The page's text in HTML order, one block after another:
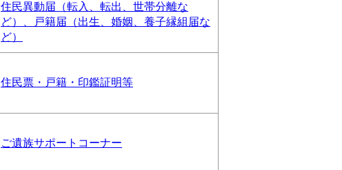
住民異動届（転入、転出、世帯分離な
ど）、戸籍届（出生、婚姻、養子縁組届な
ど）
住民票・戸籍・印鑑証明等
ご遺族サポートコーナー